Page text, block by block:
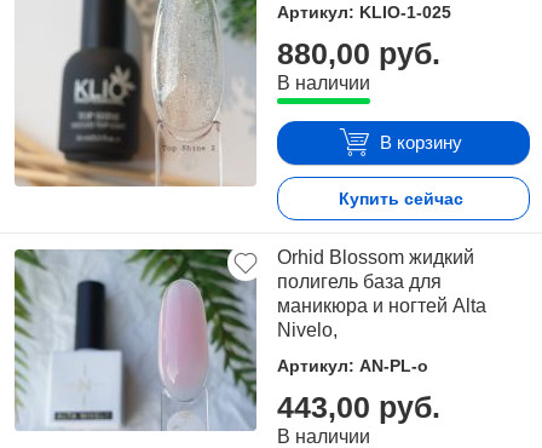
Артикул: KLIO-1-025
880,00 руб.
В наличии
В корзину
Купить сейчас
Orhid Blossom жидкий
полигель база для
маникюра и ногтей Alta
Nivelo,
Артикул: AN-PL-o
443,00 руб.
В наличии